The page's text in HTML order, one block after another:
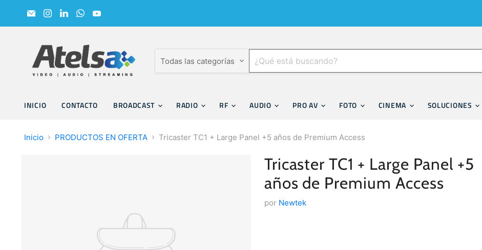
Encuéntrenos
en
Correo
Encuéntrenos
en
Instagram
Encuéntrenos
en
LinkedIn
Encuéntrenos
en
WhatsApp
YouTube
Todas las categorías
INICIO CONTACTO BROADCAST RADIO RF AUDIO PRO AV FOTO CINEMA SOLUCIONES
Inicio PRODUCTOS EN OFERTA Tricaster TC1 + Large Panel +5 años de Premium Access
Tricaster TC1 + Large Panel +5
años de Premium Access
por Newtek